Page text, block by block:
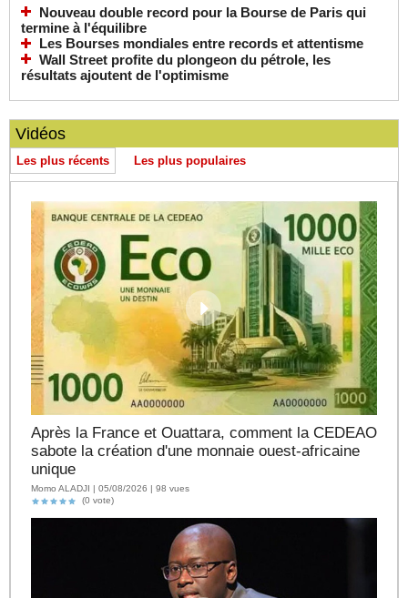
Nouveau double record pour la Bourse de Paris qui
termine à l'équilibre
Les Bourses mondiales entre records et attentisme
Wall Street profite du plongeon du pétrole, les
résultats ajoutent de l'optimisme
Vidéos
Les plus récents Les plus populaires
Après la France et Ouattara, comment la CEDEAO
sabote la création d'une monnaie ouest-africaine
unique
Momo ALADJI | 05/08/2026 | 98 vues
(0 vote)